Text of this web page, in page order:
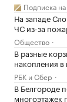
Подписка
На западе
ЧС из-за
Общество
В разные
накопления в
РБК и Сбер
В Белгороде
многоэтажек